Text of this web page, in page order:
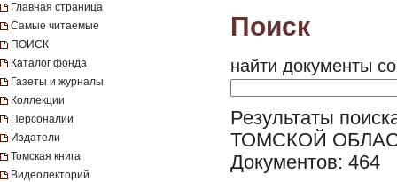
Главная страница
Самые читаемые
ПОИСК
Каталог фонда
Газеты и журналы
Коллекции
Персоналии
Издатели
Томская книга
Видеолекторий
Поиск
найти документы
Результаты
ТОМСКОЙ
Документов: 464